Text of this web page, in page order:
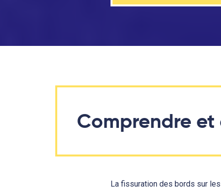
Comprendre
La fissuration des bords sur